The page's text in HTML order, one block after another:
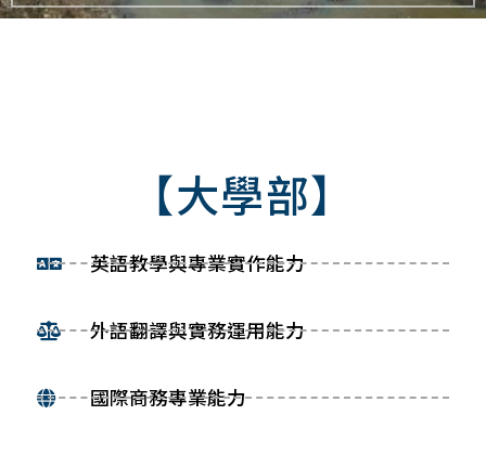
【大學部】
英語教學與專業實作能力
外語翻譯與實務運用能力
國際商務專業能力